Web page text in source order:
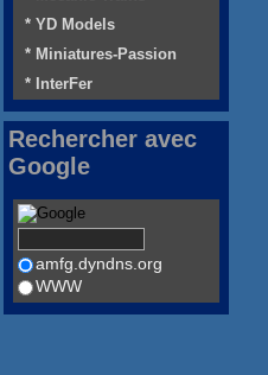
* YD Models
* Miniatures-Passion
* InterFer
Rechercher avec
Google
amfg.dyndns.org
WWW